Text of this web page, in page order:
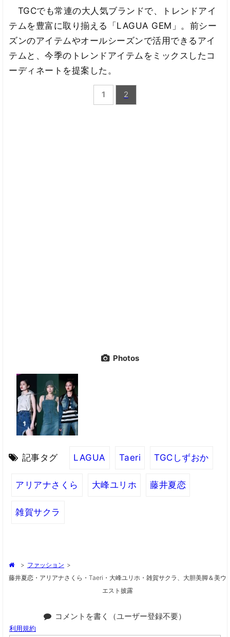
TGCでも常連の大人気ブランドで、トレンドアイ
テムを豊富に取り揃える「LAGUA GEM」。前シー
ズンのアイテムやオールシーズンで活用できるアイ
テムと、今季のトレンドアイテムをミックスしたコ
ーディネートを提案した。
1 2
Photos
記事タグ LAGUA Taeri TGCしずおか
アリアナさくら 大峰ユリホ 藤井夏恋
雑賀サクラ
> ファッション >
藤井夏恋・アリアナさくら・Taeri・大峰ユリホ・雑賀サクラ、大胆美脚＆美ウ
エスト披露
コメントを書く（ユーザー登録不要）